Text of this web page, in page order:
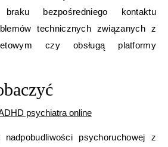
bezpośredniego kontaktu
technicznych związanych z
czy obsługą platformy
psychiatra online
psychoruchowej z